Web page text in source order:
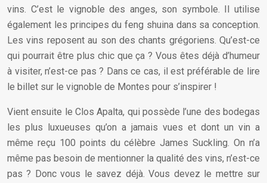
vins. C’est le vignoble des anges, son symbole. Il utilise
également les principes du feng shuina dans sa conception.
Les vins reposent au son des chants grégoriens. Qu’est-ce
qui pourrait être plus chic que ça ? Vous êtes déjà d’humeur
à visiter, n’est-ce pas ? Dans ce cas, il est préférable de lire
le billet sur le vignoble de Montes pour s’inspirer !
Vient ensuite le Clos Apalta, qui possède l’une des bodegas
les plus luxueuses qu’on a jamais vues et dont un vin a
même reçu 100 points du célèbre James Suckling. On n’a
même pas besoin de mentionner la qualité des vins, n’est-ce
pas ? Donc vous le savez déjà. Vous devez le mettre sur